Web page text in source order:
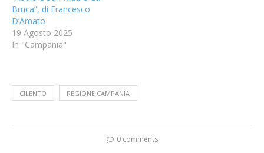
Bruca”, di Francesco
D’Amato
19 Agosto 2025
In "Campania"
CILENTO REGIONE CAMPANIA
0 comments